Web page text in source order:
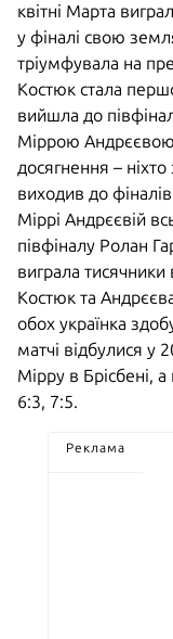
квітні Марта
у фіналі свою
тріумфувала на
Костюк стала
вийшла до
Міррою Андрєєвою
досягнення – ніхто
виходив до
Міррі Андрєєвій
півфіналу Ролан
виграла тисячники
Костюк та
обох українка
матчі відбулися у
Мірру в Брісбені,
6:3, 7:5.
Реклама